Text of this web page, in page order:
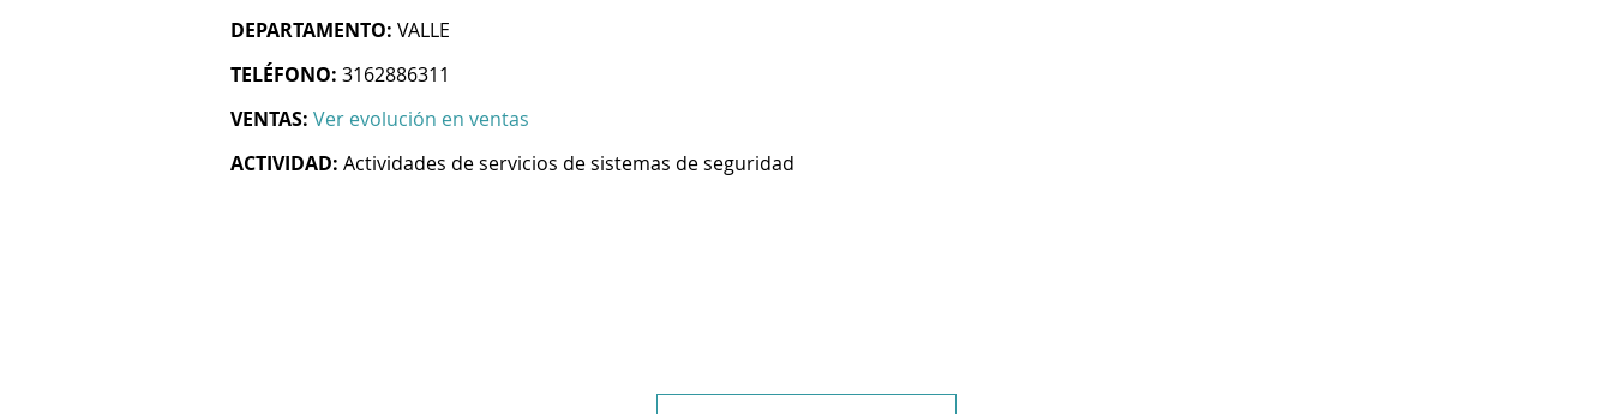
DEPARTAMENTO: VALLE
TELÉFONO: 3162886311
VENTAS: Ver evolución en ventas
ACTIVIDAD: Actividades de servicios de sistemas de seguridad